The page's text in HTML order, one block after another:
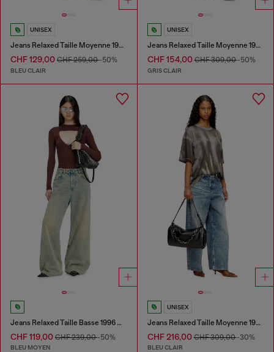
UNISEX
Jeans Relaxed Taille Moyenne 1997 D-Enim-M
CHF 129,00 CHF 259,00-50%
BLEU CLAIR
UNISEX
Jeans Relaxed Taille Moyenne 1997 D-Enim-M
CHF 154,00CHF 309,00-50%
GRIS CLAIR
Jeans Relaxed Taille Basse 1996 D-Sire
CHF 119,00 CHF 239,00-50%
BLEU MOYEN
UNISEX
Jeans Relaxed Taille Moyenne 1997 D-Enim
CHF 216,00CHF 309,00-30%
BLEU CLAIR